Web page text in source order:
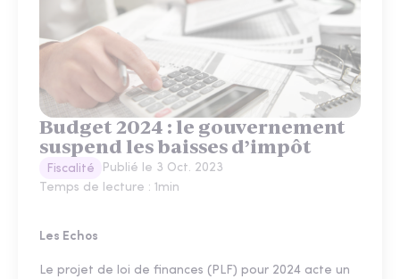
Budget 2024 : le gouvernement
suspend les baisses d’impôt
Fiscalité Publié le 3 Oct. 2023
Temps de lecture : 1min
Les Echos
Le projet de loi de finances (PLF) pour 2024 acte un